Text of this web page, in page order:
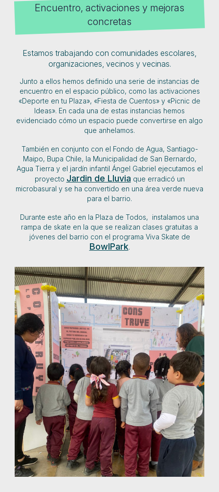
Encuentro, activaciones y mejoras
concretas
Estamos trabajando con comunidades escolares,
organizaciones, vecinos y vecinas.
Junto a ellos hemos definido una serie de instancias de
encuentro en el espacio público, como las activaciones
«Deporte en tu Plaza», «Fiesta de Cuentos» y «Picnic de
Ideas». En cada una de estas instancias hemos
evidenciado cómo un espacio puede convertirse en algo
que anhelamos.
También en conjunto con el Fondo de Agua, Santiago-
Maipo, Bupa Chile, la Municipalidad de San Bernardo,
Agua Tierra y el jardín infantil Ángel Gabriel ejecutamos el
proyecto Jardin de Lluvia que erradicó un
microbasural y se ha convertido en una área verde nueva
para el barrio.
Durante este año en la Plaza de Todos, instalamos una
rampa de skate en la que se realizan clases gratuitas a
jóvenes del barrio con el programa Viva Skate de
BowlPark.